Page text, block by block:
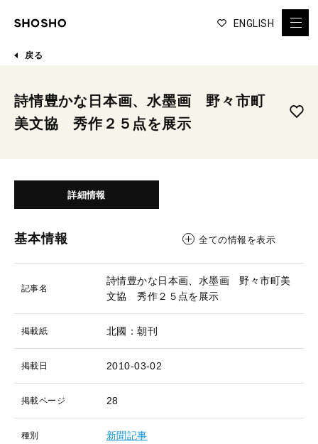
ENGLISH
戻る
詩情豊かな日本画、水墨画 野々市町
美文協 秀作２５点を展示
詳細情報
基本情報 全ての情報を表示
記事名
詩情豊かな日本画、水墨画 野々市町美
文協 秀作２５点を展示
掲載紙 北國：朝刊
掲載日 2010-03-02
掲載ページ 28
種別 新聞記事